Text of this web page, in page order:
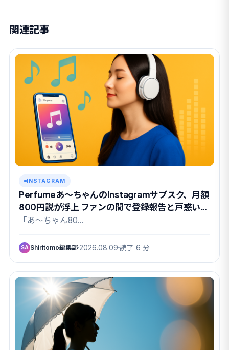
関連記事
INSTAGRAM
Perfumeあ〜ちゃんのInstagramサブスク、月額
800円説が浮上 ファンの間で登録報告と戸惑いが
交錯
「あ〜ちゃん80…
SA Shiritomo編集部 2026.08.09 読了 6 分